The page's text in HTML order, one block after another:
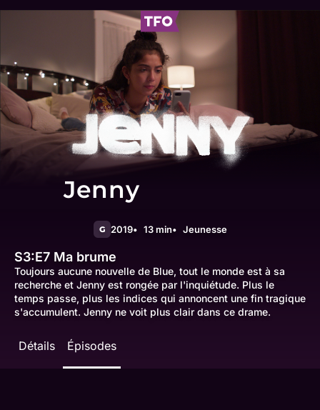
Jenny
G 2019 13 min Jeunesse
S3:E7 Ma brume
Toujours aucune nouvelle de Blue, tout le monde est à sa
recherche et Jenny est rongée par l'inquiétude. Plus le
temps passe, plus les indices qui annoncent une fin tragique
s'accumulent. Jenny ne voit plus clair dans ce drame.
Détails Épisodes